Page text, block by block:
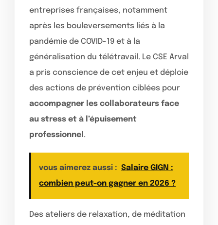
entreprises françaises, notamment
après les bouleversements liés à la
pandémie de COVID-19 et à la
généralisation du télétravail. Le CSE Arval
a pris conscience de cet enjeu et déploie
des actions de prévention ciblées pour
accompagner les collaborateurs face
au stress et à l’épuisement
professionnel .
vous aimerez aussi : Salaire GIGN :
combien peut-on gagner en 2026 ?
Des ateliers de relaxation, de méditation